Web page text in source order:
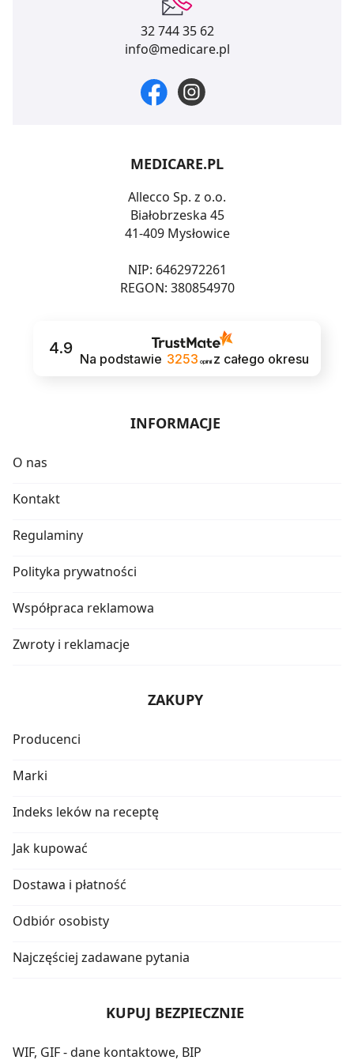
32 744 35 62
info@medicare.pl
MEDICARE.PL
Allecco Sp. z o.o.
Białobrzeska 45
41-409 Mysłowice
NIP: 6462972261
REGON: 380854970
4.9
Na podstawie 3253 opinii z całego okresu
INFORMACJE
O nas
Kontakt
Regulaminy
Polityka prywatności
Współpraca reklamowa
Zwroty i reklamacje
ZAKUPY
Producenci
Marki
Indeks leków na receptę
Jak kupować
Dostawa i płatność
Odbiór osobisty
Najczęściej zadawane pytania
KUPUJ BEZPIECZNIE
WIF, GIF - dane kontaktowe, BIP